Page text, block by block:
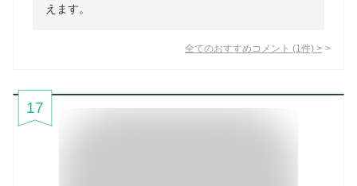
えます。
全てのおすすめコメント (1 件) >
17